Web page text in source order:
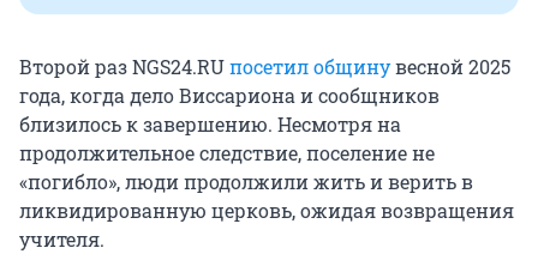
Второй раз NGS24.RUпосетил общинувесной 2025
года, когда дело Виссариона и сообщников
близилось к завершению. Несмотря на
продолжительное следствие, поселение не
«погибло», люди продолжили жить и верить в
ликвидированную церковь, ожидая возвращения
учителя.